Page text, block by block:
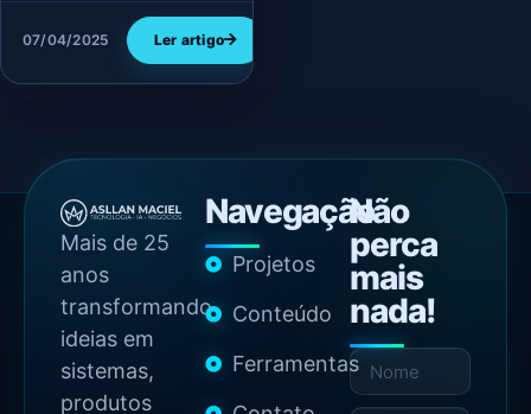
07/04/2025 Ler artigo
Mais de 25
anos
transformando
ideias em
sistemas,
produtos
Navegação
Projetos
Conteúdo
Ferramentas
Não
perca
mais
nada!